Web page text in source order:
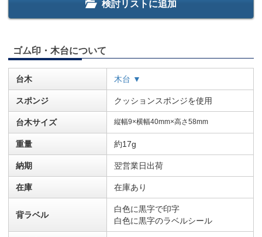
検討リストに追加
ゴム印・木台について
台木 木台 ▼
スポンジ クッションスポンジを使用
台木サイズ 縦幅9×横幅40mm×高さ58mm
重量 約17g
納期 翌営業日出荷
在庫 在庫あり
背ラベル
白色に黒字で印字
白色に黒字のラベルシール